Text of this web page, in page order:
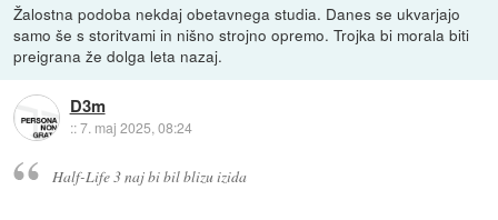
Žalostna podoba nekdaj obetavnega studia. Danes se ukvarjajo
samo še s storitvami in nišno strojno opremo. Trojka bi morala biti
preigrana že dolga leta nazaj.
D3m
::7. maj 2025, 08:24
Half-Life 3 naj bi bil blizu izida